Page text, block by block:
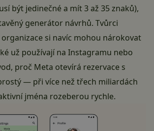
být jedinečné a mít 3 až 35 znaků),
generátor návrhů. Tvůrci
si navíc mohou nárokovat
už používají na Instagramu nebo
proč Meta otevírá rezervace s
— při více než třech miliardách
jména rozeberou rychle.